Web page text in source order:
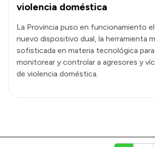
violencia doméstica
La Provincia puso en funcionamiento el
nuevo dispositivo dual, la herramienta
sofisticada en materia tecnológica para
monitorear y controlar a agresores y
de violencia doméstica.